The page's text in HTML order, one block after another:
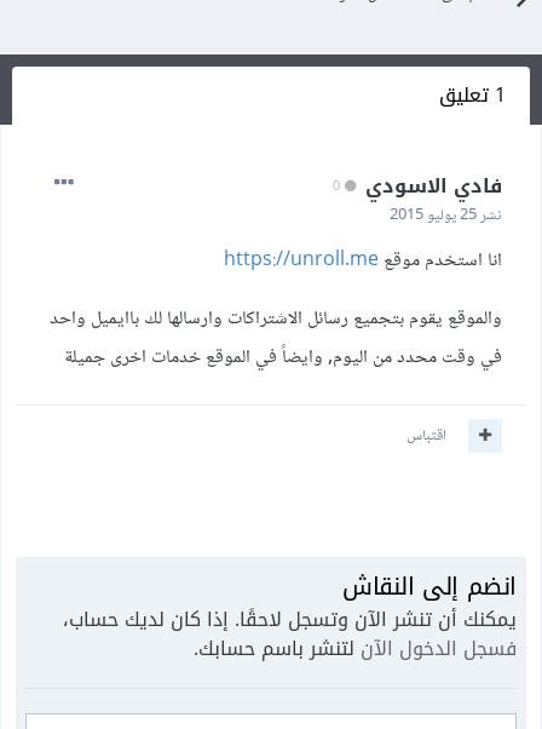
1 تعليق
فادي الاسودي
نشر25 يوليو 2015
انا استخدم موقعhttps://unroll.me
والموقع يقوم بتجميع رسائل الاشتراكات وارسالها لك باايميل واحد
في وقت محدد من اليوم, وايضاً في الموقع خدمات اخرى جميلة
اقتباس
انضم إلى النقاش
يمكنك أن تنشر الآن وتسجل لاحقًا. إذا كان لديك حساب،
فسجل الدخول الآن لتنشر باسم حسابك.